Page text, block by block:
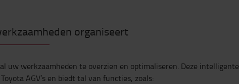
organiseert
uw werkzaamheden te overzien en optimaliseren. Deze intelligente
AGV’s en biedt tal van functies, zoals: